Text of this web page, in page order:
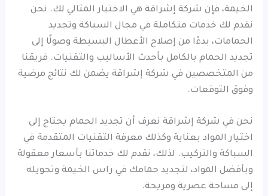
الخيمة، فإن شركة إشراقة هي الاختيار المثالي لك. نحن
نقدم لك خدمات متكاملة في مجال السباكة وتجديد
الحمامات، بدءًا من إصلاح الأعطال البسيطة وصولًا إلى
تجديد الحمام بالكامل بأحدث الأساليب والتقنيات. فريقنا
من المتخصصين في شركة إشراقة يضمن لك نتائج مرضية
وفوق التوقعات.
نحن في شركة إشراقة نعرف أن تجديد الحمام يحتاج إلى
اختيار المواد بعناية وكذلك معرفة التقنيات المتقدمة في
السباكة والتركيب. لذلك، نقدم لك خدماتنا بأسعار معقولة
وبأفضل المواد، لتجديد حمامك في راس الخيمة وتحويله
إلى مساحة عصرية ومريحة.